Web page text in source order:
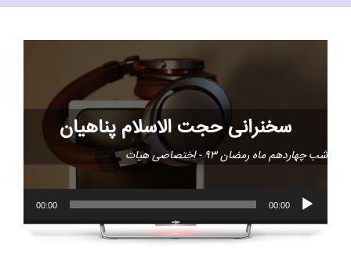
سخنرانی حجت الاسلام پناهیان
شب چهاردهم ماه رمضان 93 - اختصاصی هیات
00:00
00:00